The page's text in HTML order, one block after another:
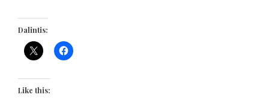
Dalintis:
Like this: